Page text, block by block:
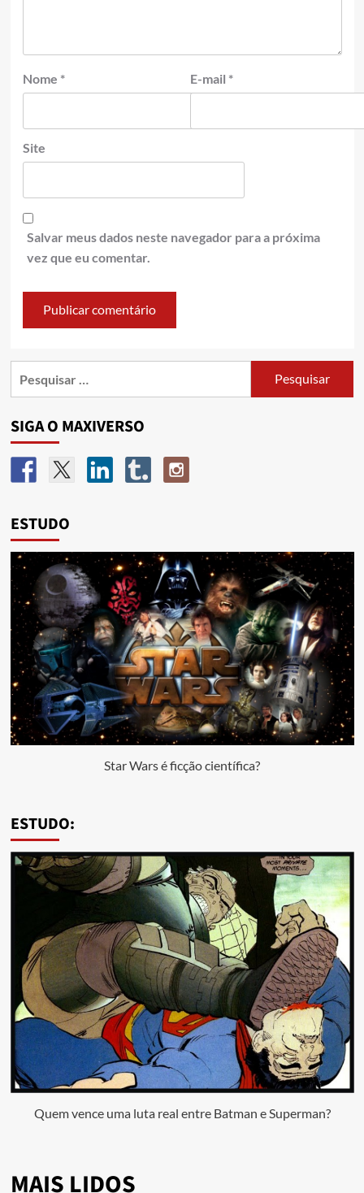
Nome * E-mail *
Site
Salvar meus dados neste navegador para a próxima
vez que eu comentar.
SIGA O MAXIVERSO
ESTUDO
Star Wars é ficção científica?
ESTUDO:
Quem vence uma luta real entre Batman e Superman?
MAIS LIDOS